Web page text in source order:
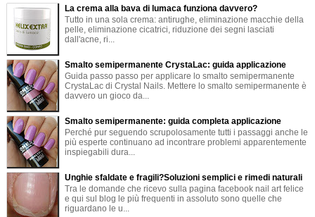
La crema alla bava di lumaca funziona davvero?
Tutto in una sola crema: antirughe, eliminazione macchie della
pelle, eliminazione cicatrici, riduzione dei segni lasciati
dall'acne, ri...
Smalto semipermanente CrystaLac: guida applicazione
Guida passo passo per applicare lo smalto semipermanente
CrystaLac di Crystal Nails. Mettere lo smalto semipermanente è
davvero un gioco da...
Smalto semipermanente: guida completa applicazione
Perché pur seguendo scrupolosamente tutti i passaggi anche le
più esperte continuano ad incontrare problemi apparentemente
inspiegabili dura...
Unghie sfaldate e fragili?Soluzioni semplici e rimedi naturali
Tra le domande che ricevo sulla pagina facebook nail art felice
e qui sul blog le più frequenti in assoluto sono quelle che
riguardano le u...